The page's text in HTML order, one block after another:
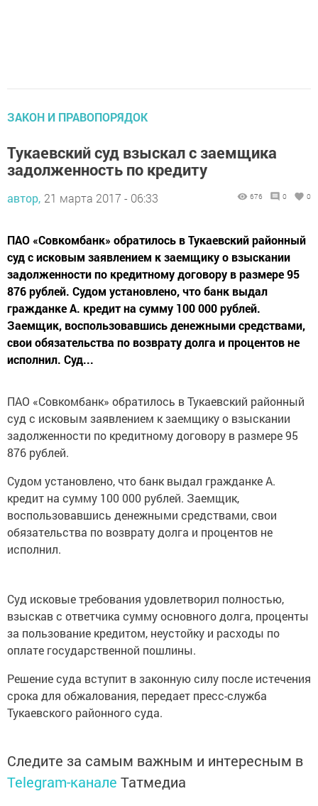
ЗАКОН И ПРАВОПОРЯДОК
Тукаевский суд взыскал с заемщика
задолженность по кредиту
автор, 21 марта 2017 - 06:33 676 0 0
ПАО «Совкомбанк» обратилось в Тукаевский районный
суд с исковым заявлением к заемщику о взыскании
задолженности по кредитному договору в размере 95
876 рублей. Судом установлено, что банк выдал
гражданке А. кредит на сумму 100 000 рублей.
Заемщик, воспользовавшись денежными средствами,
свои обязательства по возврату долга и процентов не
исполнил. Суд...
ПАО «Совкомбанк» обратилось в Тукаевский районный
суд с исковым заявлением к заемщику о взыскании
задолженности по кредитному договору в размере 95
876 рублей.
Судом установлено, что банк выдал гражданке А.
кредит на сумму 100 000 рублей. Заемщик,
воспользовавшись денежными средствами, свои
обязательства по возврату долга и процентов не
исполнил.
Суд исковые требования удовлетворил полностью,
взыскав с ответчика сумму основного долга, проценты
за пользование кредитом, неустойку и расходы по
оплате государственной пошлины.
Решение суда вступит в законную силу после истечения
срока для обжалования, передает пресс-служба
Тукаевского районного суда.
Следите за самым важным и интересным в
Telegram-канале Татмедиа